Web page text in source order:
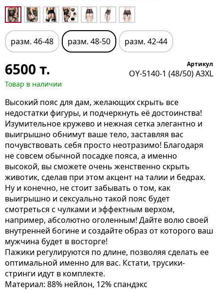
разм. 46-48 разм. 48-50 разм. 42-44
6500 т.
Товар в наличии
Артикул
OY-5140-1 (48/50) A3XL
Высокий пояс для дам, желающих скрыть все
недостатки фигуры, и подчеркнуть её достоинства!
Изумительное кружево и нежная сетка элегантно и
выигрышно обнимут ваше тело, заставляя вас
почувствовать себя просто неотразимо! Благодаря
не совсем обычной посадке пояса, а именно
высокой, вы сможете очень женственно скрыть
животик, сделав при этом акцент на талии и бедрах.
Ну и конечно, не стоит забывать о том, как
выигрышно и сексуально такой пояс будет
смотреться с чулками и эффектным верхом,
например, абсолютно оголенным! Дайте волю своей
внутренней богине и создайте образ от которого ваш
мужчина будет в восторге!
Пажики регулируются по длине, позволяя сделать ее
оптимальной именно для вас. Кстати, трусики-
стринги идут в комплекте.
Материал: 88% нейлон, 12% спандэкс